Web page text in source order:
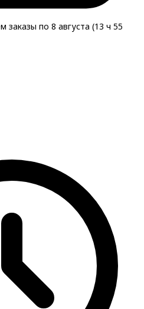
заказы по 8 августа (13 ч 55